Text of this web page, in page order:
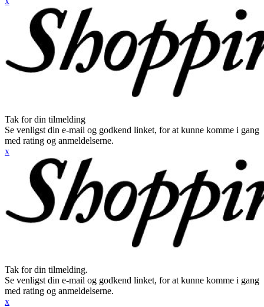
Tak for din tilmelding
Se venligst din e-mail og godkend linket, for at kunne komme i gang
med rating og anmeldelserne.
x
Tak for din tilmelding.
Se venligst din e-mail og godkend linket, for at kunne komme i gang
med rating og anmeldelserne.
x